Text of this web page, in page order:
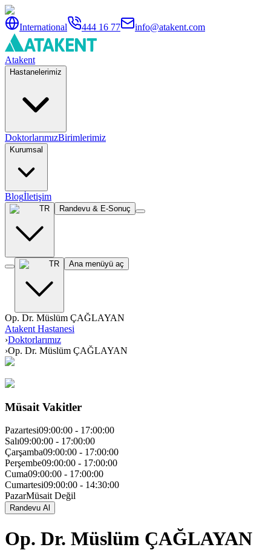
International 444 16 77 info@atakent.com
Atakent
Hastanelerimiz
DoktorlarımızBirimlerimiz
Kurumsal
Blogİletişim
TR Randevu & E-Sonuç
TR Ana menüyü aç
Op. Dr. Müslüm ÇAĞLAYAN
Atakent Hastanesi
›Doktorlarımız
›Op. Dr. Müslüm ÇAĞLAYAN
Müsait Vakitler
Pazartesi09:00:00 - 17:00:00
Salı09:00:00 - 17:00:00
Çarşamba09:00:00 - 17:00:00
Perşembe09:00:00 - 17:00:00
Cuma09:00:00 - 17:00:00
Cumartesi09:00:00 - 14:30:00
PazarMüsait Değil
Randevu Al
Op. Dr. Müslüm ÇAĞLAYAN